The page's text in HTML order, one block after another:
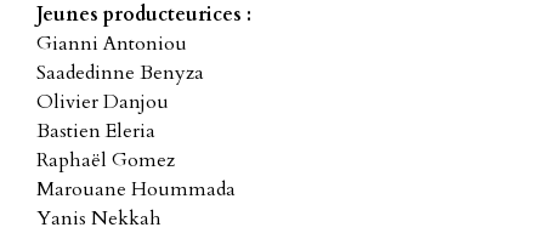
Jeunes producteurices :
Gianni Antoniou
Saadedinne Benyza
Olivier Danjou
Bastien Eleria
Raphaël Gomez
Marouane Hoummada
Yanis Nekkah